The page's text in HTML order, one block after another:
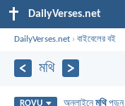
DailyVerses.net
DailyVerses.net ›বাইবেলের বই
মথি
ROVU অনলাইনেমথিপড়ুন